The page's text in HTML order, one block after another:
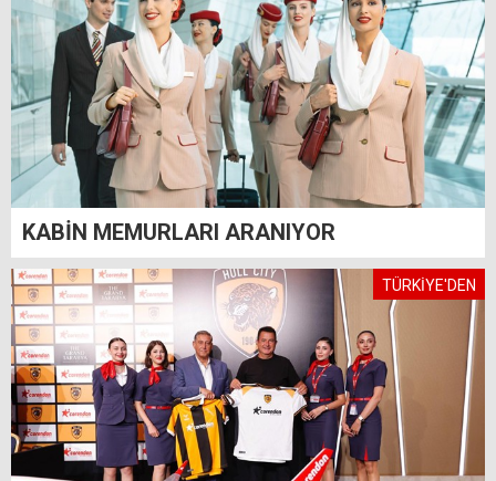
KABİN MEMURLARI ARANIYOR
TÜRKİYE'DEN